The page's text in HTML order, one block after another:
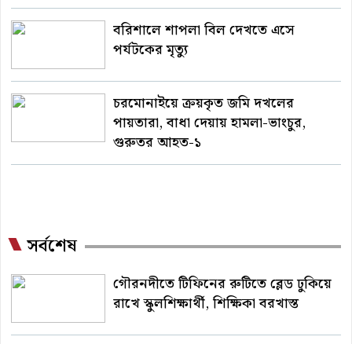
বরিশালে শাপলা বিল দেখতে এসে
পর্যটকের মৃত্যু
চরমোনাইয়ে ক্রয়কৃত জমি দখলের
পায়তারা, বাধা দেয়ায় হামলা-ভাংচুর,
গুরুতর আহত-১
সর্বশেষ
গৌরনদীতে টিফিনের রুটিতে ব্লেড ঢুকিয়ে
রাখে স্কুলশিক্ষার্থী, শিক্ষিকা বরখাস্ত